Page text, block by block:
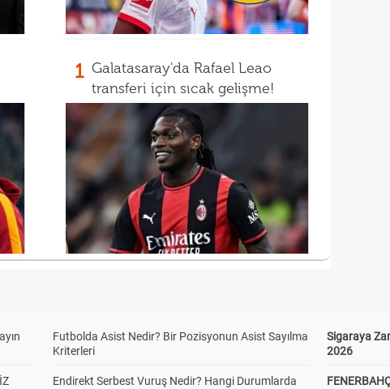
1 Galatasaray'da Rafael Leao
transferi için sıcak gelişme!
Futbolda Asist Nedir? Bir Pozisyonun Asist Sayılma
Kriterleri
Endirekt Serbest Vuruş Nedir? Hangi Durumlarda
Sigaraya
2026